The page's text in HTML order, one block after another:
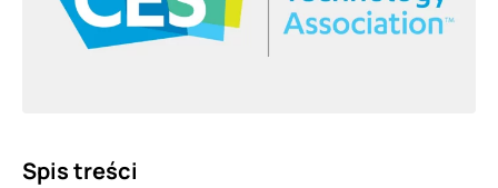
Spis treści